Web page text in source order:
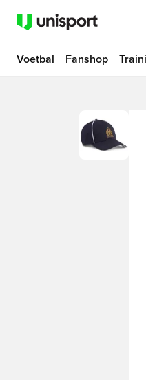
Voetbal Fanshop